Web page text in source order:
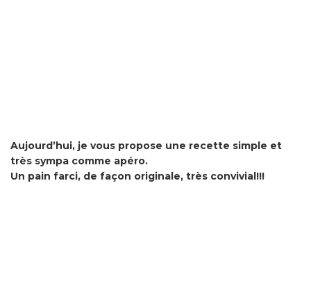
Aujourd’hui, je vous propose une recette simple et
très sympa comme apéro.
Un pain farci, de façon originale, très convivial!!!